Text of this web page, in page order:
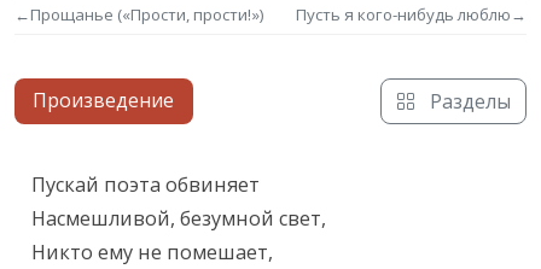
←Прощанье («Прости, прости!») Пусть я кого-нибудь люблю→
Произведение Разделы
Текст произведения
Пускай поэта обвиняет
Насмешливой, безумной свет,
Никто ему не помешает,